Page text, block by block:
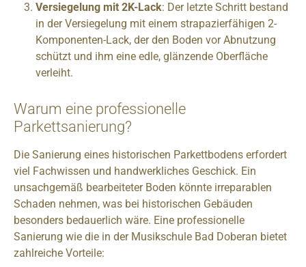
Versiegelung mit 2K-Lack: Der letzte Schritt bestand
in der Versiegelung mit einem strapazierfähigen 2-
Komponenten-Lack, der den Boden vor Abnutzung
schützt und ihm eine edle, glänzende Oberfläche
verleiht.
Warum eine professionelle
Parkettsanierung?
Die Sanierung eines historischen Parkettbodens erfordert
viel Fachwissen und handwerkliches Geschick. Ein
unsachgemäß bearbeiteter Boden könnte irreparablen
Schaden nehmen, was bei historischen Gebäuden
besonders bedauerlich wäre. Eine professionelle
Sanierung wie die in der Musikschule Bad Doberan bietet
zahlreiche Vorteile: